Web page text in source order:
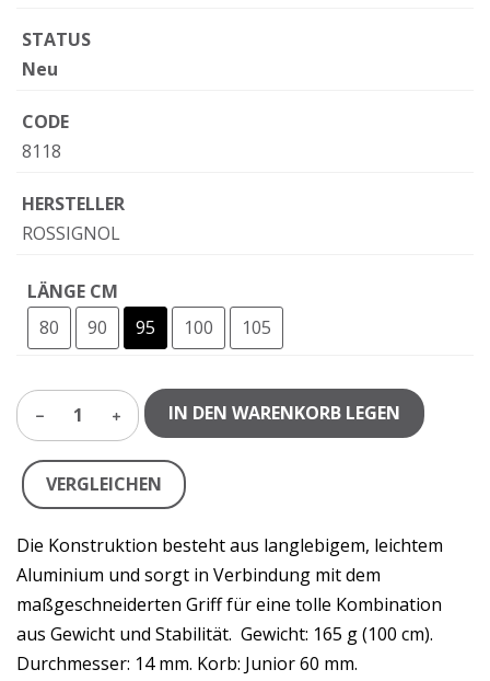
STATUS
Neu
CODE
8118
HERSTELLER
ROSSIGNOL
LÄNGE CM
80
90 95 100 105
1 IN DEN WARENKORB LEGEN
VERGLEICHEN
Die Konstruktion besteht aus langlebigem, leichtem
Aluminium und sorgt in Verbindung mit dem
maßgeschneiderten Griff für eine tolle Kombination
aus Gewicht und Stabilität. Gewicht: 165 g (100 cm).
Durchmesser: 14 mm. Korb: Junior 60 mm.